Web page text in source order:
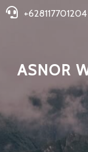
+628117701204
ASNOR